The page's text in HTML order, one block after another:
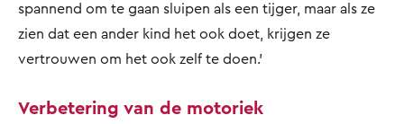
spannend om te gaan sluipen als een tijger, maar als ze
zien dat een ander kind het ook doet, krijgen ze
vertrouwen om het ook zelf te doen.’
Verbetering van de motoriek